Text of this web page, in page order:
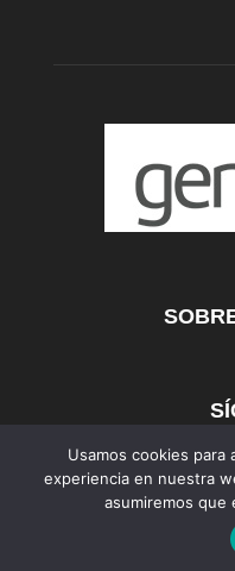
AFmedios
Usamos cookies para
experiencia en nuestra
asumiremos que